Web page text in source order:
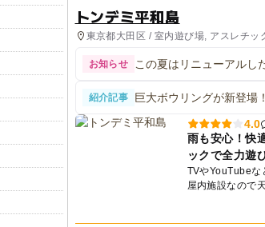
トンデミ平和島
東京都大田区 / 室内遊び場, アスレチッ
お知らせ この夏はリニューアルし
紹介記事
巨大ボウリングが新登場
4.0
雨も安心！快
ックで全力遊
TVやYouTubeな
屋内施設なので